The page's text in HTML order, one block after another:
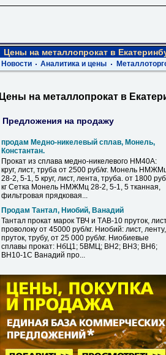
Цены на металлопрокат в
Новости Аналитика и цены
Цены на металлопрокат в
Предложения на продажу
продам Медно-никелевый сплав, Монель,
Константан.
Прокат из сплава медно-никелевого НМ40А:
круг, лист, труба от 2500 руб/кг. Монель
28-2, 5-1, 5 круг, лист, лента, труба. от 1800
кг Сетка Монель НМЖМц 28-2, 5-1, 5 тканная,
фильтровая прядковая...
Продам Тантал, Ниобий, Ванадий
Тантал прокат марок ТВЧ и ТАВ-10 пруток,
проволоку от 45000 руб/кг. Ниобий: лист, ленту,
пруток, трубу, от 25 000 руб/кг. Ниобиевые
сплавы прокат: НбЦ1; 5ВМЦ; ВН2; ВН3; ВН6;
ВН10-1С Ванадий про...